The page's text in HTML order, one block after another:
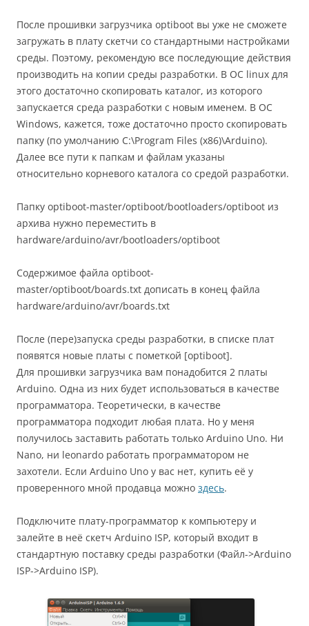
После прошивки загрузчика optiboot вы уже не сможете
загружать в плату скетчи со стандартными настройками
среды. Поэтому, рекомендую все последующие действия
производить на копии среды разработки. В ОС linux для
этого достаточно скопировать каталог, из которого
запускается среда разработки с новым именем. В ОС
Windows, кажется, тоже достаточно просто скопировать
папку (по умолчанию C:\Program Files (x86)\Arduino).
Далее все пути к папкам и файлам указаны
относительно корневого каталога со средой разработки.
Папку optiboot-master/optiboot/bootloaders/optiboot из
архива нужно переместить в
hardware/arduino/avr/bootloaders/optiboot
Содержимое файла optiboot-
master/optiboot/boards.txt дописать в конец файла
hardware/arduino/avr/boards.txt
После (пере)запуска среды разработки, в списке плат
появятся новые платы с пометкой [optiboot].
Для прошивки загрузчика вам понадобится 2 платы
Arduino. Одна из них будет использоваться в качестве
программатора. Теоретически, в качестве
программатора подходит любая плата. Но у меня
получилось заставить работать только Arduino Uno. Ни
Nano, ни leonardo работать программатором не
захотели. Если Arduino Uno у вас нет, купить её у
проверенного мной продавца можно здесь.
Подключите плату-программатор к компьютеру и
залейте в неё скетч Arduino ISP, который входит в
стандартную поставку среды разработки (Файл->Arduino
ISP->Arduino ISP).